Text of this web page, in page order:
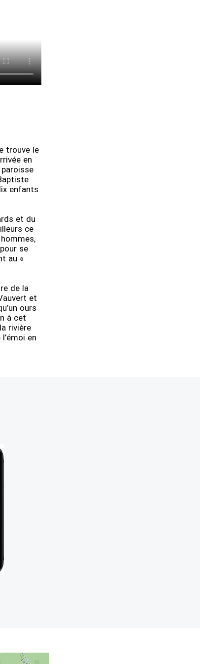
trouve le
en
enfants
et du
ce
se
au «
de la
et
ours
à cet
rivière
en